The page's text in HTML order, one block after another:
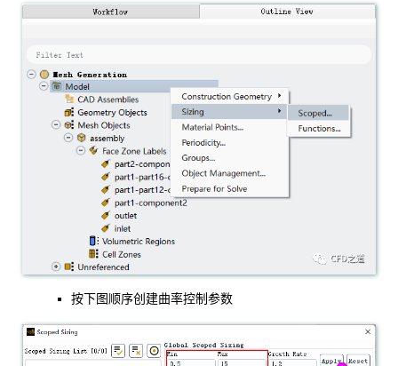
按下图顺序创建曲率控制参数